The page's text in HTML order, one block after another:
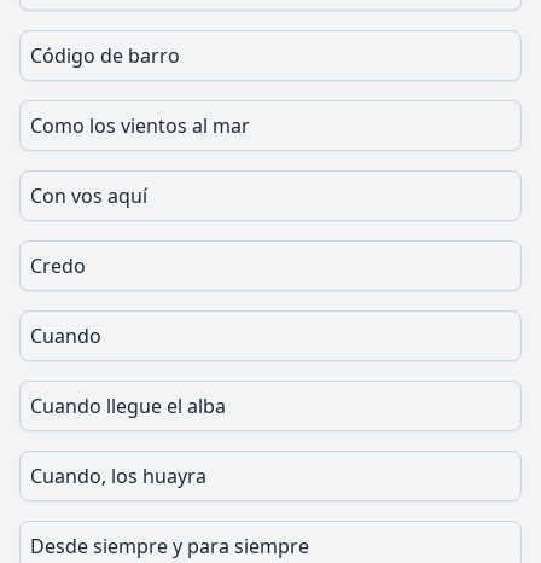
Código de barro
Como los vientos al mar
Con vos aquí
Credo
Cuando
Cuando llegue el alba
Cuando, los huayra
Desde siempre y para siempre